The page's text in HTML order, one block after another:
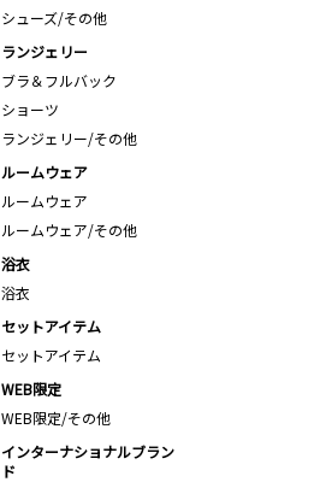
シューズ/その他
ランジェリー
ブラ＆フルバック
ショーツ
ランジェリー/その他
ルームウェア
ルームウェア
ルームウェア/その他
浴衣
浴衣
セットアイテム
セットアイテム
WEB限定
WEB限定/その他
インターナショナルブラン
ド